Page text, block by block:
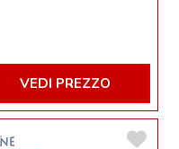
VEDI PREZZO